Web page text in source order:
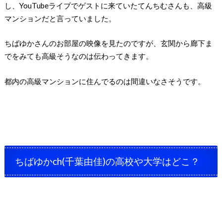
し、YouTubeライブでゲストに来ていたてんちむさんも、高級
マンションだと言っていました。
ちばゆかさんのお部屋の映像を見たのですが、玄関から廊下ま
でをみても高級そうなのは伝わってきます。
都内の高級マンションに住んでるのは間違いなさそうです。
ちばゆかch(千葉由佳)の高校や大学はどこ？